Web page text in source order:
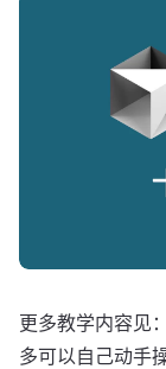
更多教学内容见：
多可以自己动手